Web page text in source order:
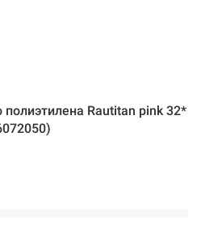
полиэтилена Rautitan pink 32*